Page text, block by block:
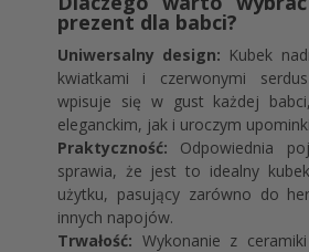
prezent dla babci?
Uniwersalny design: Kubek
kwiatkami i czerwonymi
wpisuje się w gust każdej
eleganckim, jak i uroczym
Praktyczność: Odpowiednia
sprawia, że jest to idealny
użytku, pasujący zarówno do
innych napojów.
Trwałość: Wykonanie z